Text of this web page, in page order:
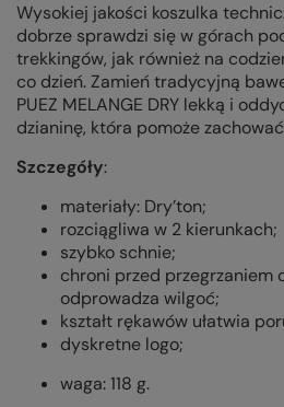
Wysokiej jakości koszulka
dobrze sprawdzi się w górach
trekkingów, jak również na
co dzień. Zamień tradycyjną
PUEZ MELANGE DRY lekką i
dzianinę, która pomoże
Szczegóły:
materiały: Dry’ton;
rozciągliwa w 2 kierunkach;
szybko schnie;
chroni przed przegrzaniem
odprowadza wilgoć;
kształt rękawów ułatwia
dyskretne logo;
waga: 118 g.